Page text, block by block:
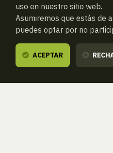
uso en nuestro sitio web.
Asumiremos que estás de
puedes optar por no
ACEPTAR